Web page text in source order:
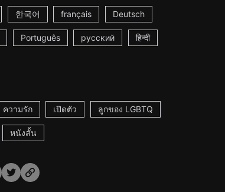
한국어 français Deutsch
Português русский हिन्दी
ความรัก เปิดตัว ลูกของ LGBTQ
หนังสั้น